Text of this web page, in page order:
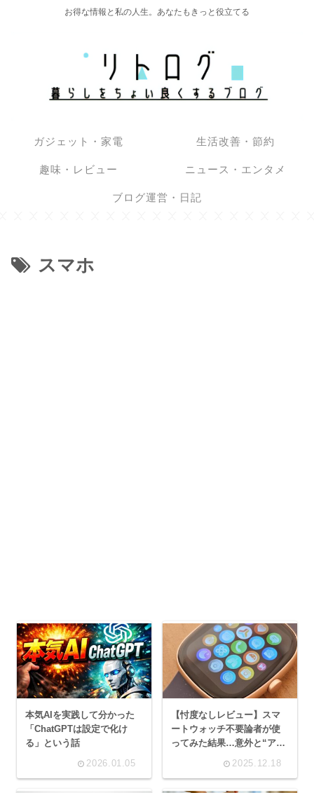
お得な情報と私の人生。あなたもきっと役立てる
ガジェット・家電 生活改善・節約
趣味・レビュー ニュース・エンタメ
ブログ運営・日記
スマホ
本気AIを実践して分かった
「ChatGPTは設定で化け
る」という話
2026.01.05
【忖度なしレビュー】スマ
ートウォッチ不要論者が使
ってみた結果…意外と“ア
2025.12.18